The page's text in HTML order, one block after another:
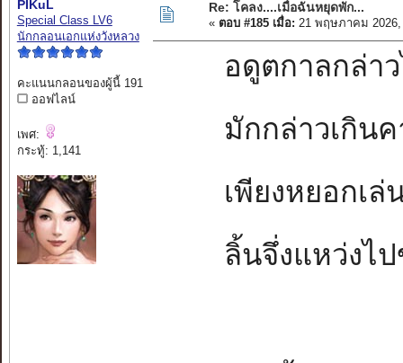
PIKuL
Special Class LV6
นักกลอนเอกแห่งวังหลวง
คะแนนกลอนของผู้นี้ 191
ออฟไลน์
เพศ:
กระทู้: 1,141
Re: โคลง....เมื่อฉันหยุดพัก...
« ตอบ #185 เมื่อ: 21 พฤษภาคม 2026,
อดูตกาลกล่าว
มักกล่าวเกิน
เพียงหยอกเล่
ลิ้นจึ่งแหว่งไ